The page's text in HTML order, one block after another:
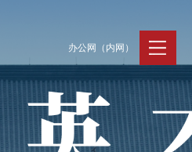
办公网（内网）
走进浙大
Discover ZJU
人才动态
News and